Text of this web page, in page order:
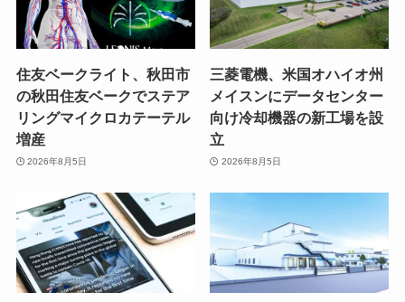
住友ベークライト、秋田市
の秋田住友ベークでステア
リングマイクロカテーテル
増産
2026年8月5日
三菱電機、米国オハイオ州
メイスンにデータセンター
向け冷却機器の新工場を設
立
2026年8月5日